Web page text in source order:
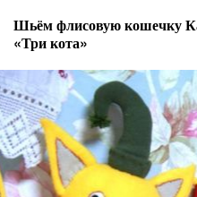
Шьём флисовую кошечку
«Три кота»